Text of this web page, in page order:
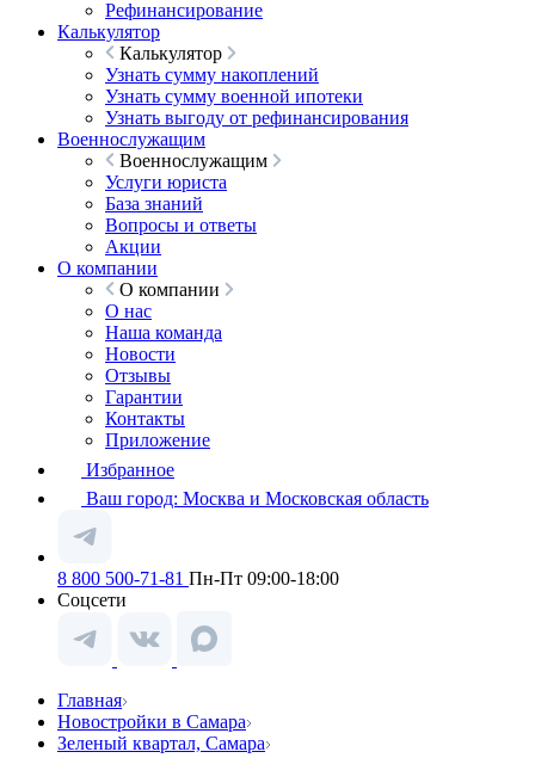
Рефинансирование
Калькулятор
Калькулятор
Узнать сумму накоплений
Узнать сумму военной ипотеки
Узнать выгоду от рефинансирования
Военнослужащим
Военнослужащим
Услуги юриста
База знаний
Вопросы и ответы
Акции
О компании
О компании
О нас
Наша команда
Новости
Отзывы
Гарантии
Контакты
Приложение
Избранное
Ваш город: Москва и Московская область
8 800 500-71-81 Пн-Пт 09:00-18:00
Соцсети
Главная
Новостройки в Самара
Зеленый квартал, Самара